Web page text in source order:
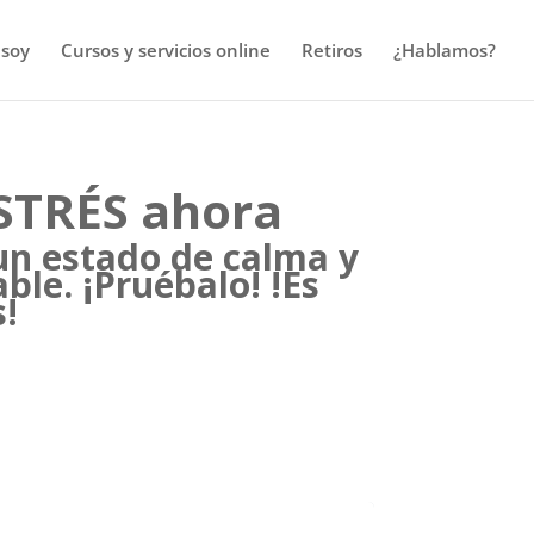
Cursos y servicios online Retiros ¿Hablamos?
ahora
estado de calma y
¡Pruébalo! !Es